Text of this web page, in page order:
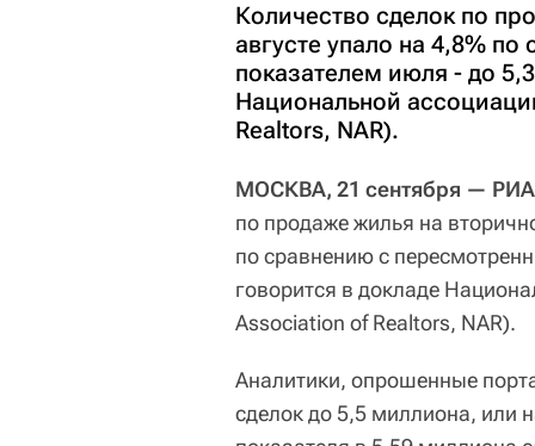
Количество сделок по
августе упало на 4,8%
показателем июля - до
Национальной
Realtors, NAR).
МОСКВА, 21 сентября —
по продаже жилья на
по сравнению с
говорится в докладе
Association of Realtors, NAR).
Аналитики, опрошенные
сделок до 5,5 миллиона, или